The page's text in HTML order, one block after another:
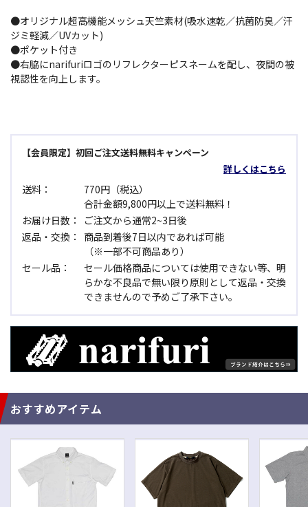
●オリジナル超高機能メッシュ天竺素材(吸水速乾／抗菌防臭／汗
ジミ軽減／UVカット)
●ポケット付き
●右脇にnarifuriロゴのリフレクターピスネームを配し、夜間の被
視認性を向上します。
【会員限定】初回ご注文送料無料キャンペーン
詳しくはこちら
送料：
770円（税込）
合計金額9,800円以上で送料無料！
お届け日数：
ご注文から通常2~3日後
返品・交換：
商品到着後7日以内であれば可能
（※一部不可商品あり）
セール品：
セール価格商品については使用できない等、明
らかな不良品で無い限り原則として返品・交換
できませんので予めご了承下さい。
おすすめアイテム